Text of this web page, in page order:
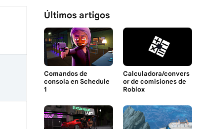
Últimos artigos
Comandos de
consola en Schedule
1
Calculadora/convers
or de comisiones de
Roblox